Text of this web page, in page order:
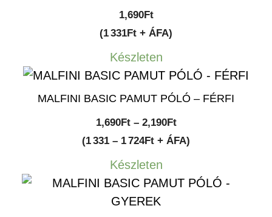
1,690Ft
(1 331Ft + ÁFA)
Készleten
MALFINI BASIC PAMUT PÓLÓ – FÉRFI
1,690Ft – 2,190FtÁrtartomány:
1,690Ft
2,190Ft
(1 331 – 1 724Ft + ÁFA)
Készleten